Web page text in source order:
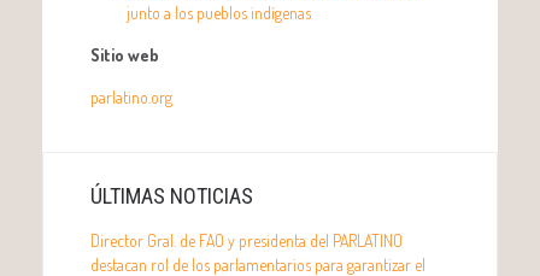
junto a los pueblos indígenas
Sitio web
parlatino.org
ÚLTIMAS NOTICIAS
Director Gral. de FAO y presidenta del PARLATINO
destacan rol de los parlamentarios para garantizar el